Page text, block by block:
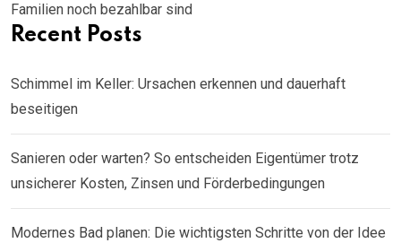
Familien noch bezahlbar sind
Recent Posts
Schimmel im Keller: Ursachen erkennen und dauerhaft
beseitigen
Sanieren oder warten? So entscheiden Eigentümer trotz
unsicherer Kosten, Zinsen und Förderbedingungen
Modernes Bad planen: Die wichtigsten Schritte von der Idee